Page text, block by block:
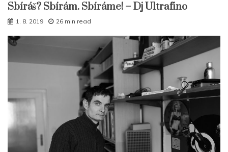
Sbíráš? Sbírám. Sbíráme! – Dj Ultrafino
1. 8. 2019 26 min read